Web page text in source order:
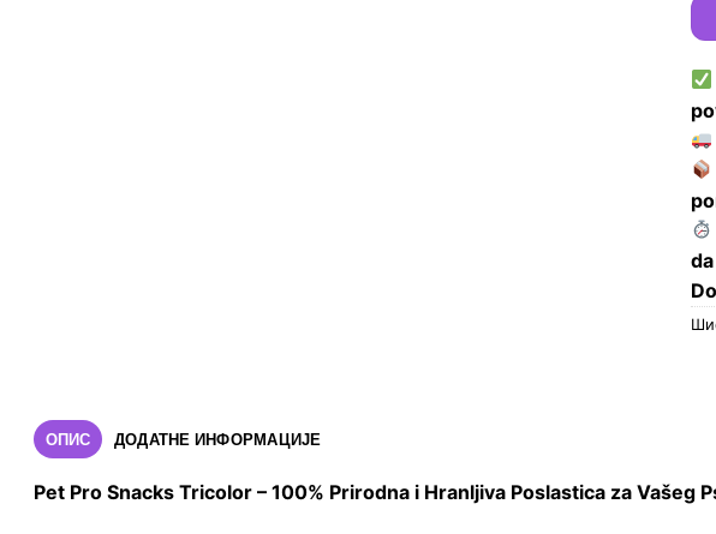
ОПИС ДОДАТНЕ ИНФОРМАЦИЈЕ
Pet Pro Snacks Tricolor – 100% Prirodna i Hranljiva Poslastica za Vašeg